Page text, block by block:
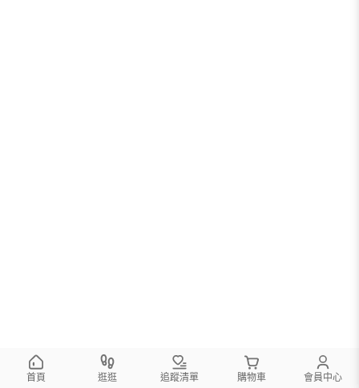
首頁 逛逛 追蹤清單 購物車 會員中心